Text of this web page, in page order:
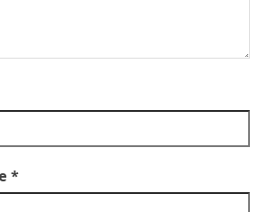
*